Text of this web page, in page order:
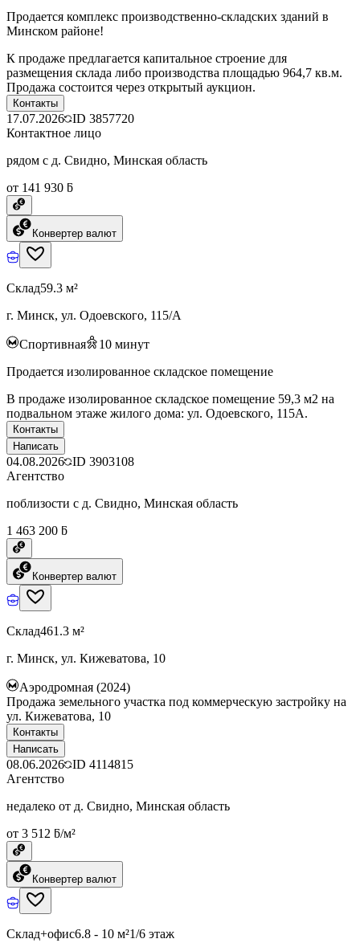
Продается комплекс производственно-складских зданий в
Минском районе!
К продаже предлагается капитальное строение для
размещения склада либо производства площадью 964,7 кв.м.
Продажа состоится через открытый аукцион.
Контакты
17.07.2026 ID 3857720
Контактное лицо
рядом с д. Свидно, Минская область
от 141 930 ƃ
Конвертер валют
Склад59.3 м²
г. Минск, ул. Одоевского, 115/А
Спортивная 10 минут
Продается изолированное складское помещение
В продаже изолированное складское помещение 59,3 м2 на
подвальном этаже жилого дома: ул. Одоевского, 115А.
Контакты
Написать
04.08.2026 ID 3903108
Агентство
поблизости с д. Свидно, Минская область
1 463 200 ƃ
Конвертер валют
Склад461.3 м²
г. Минск, ул. Кижеватова, 10
Аэродромная (2024)
Продажа земельного участка под коммерческую застройку на
ул. Кижеватова, 10
Контакты
Написать
08.06.2026 ID 4114815
Агентство
недалеко от д. Свидно, Минская область
от 3 512 ƃ/м²
Конвертер валют
Склад+офис6.8 - 10 м²1/6 этаж